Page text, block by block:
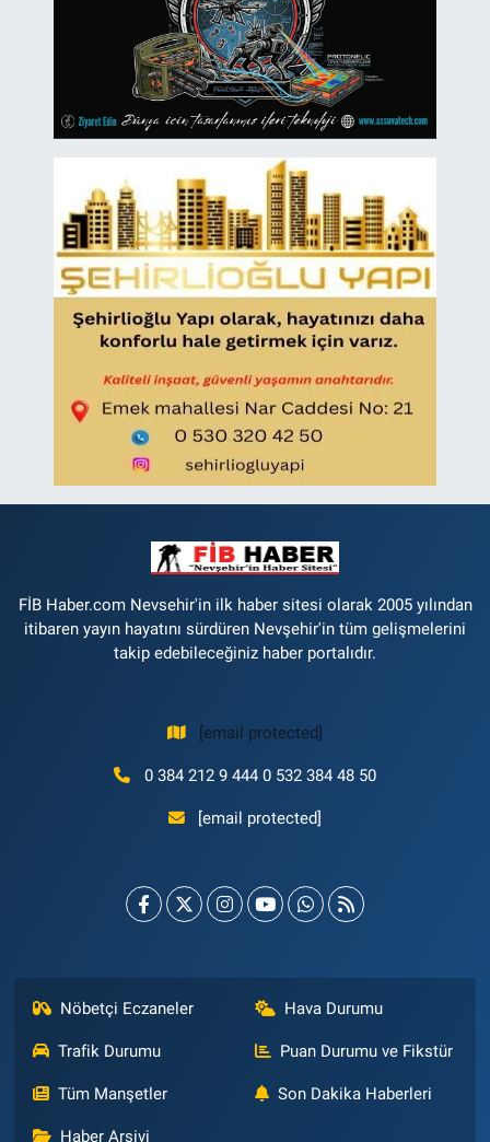
FİB Haber.com Nevsehir'in ilk haber sitesi olarak 2005 yılından
itibaren yayın hayatını sürdüren Nevşehir'in tüm gelişmelerini
takip edebileceğiniz haber portalıdır.
[email protected]
0 384 212 9 444 0 532 384 48 50
[email protected]
Nöbetçi Eczaneler Hava Durumu
Trafik Durumu Puan Durumu ve Fikstür
Tüm Manşetler Son Dakika Haberleri
Haber Arşivi